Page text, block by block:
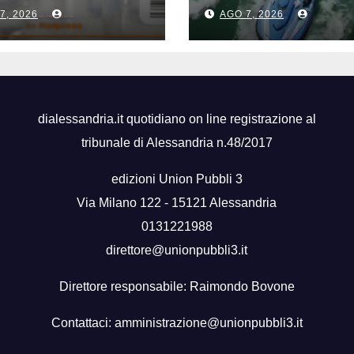
2026
Catania due
acquascooter
AGO 7, 2026
dialessandria.it quotidiano on line registrazione al
tribunale di Alessandria n.48/2017
edizioni Union Pubbli 3
Via Milano 122 - 15121 Alessandria
0131221988
direttore@unionpubbli3.it
Direttore responsabile: Raimondo Bovone
Contattaci: amministrazione@unionpubbli3.it